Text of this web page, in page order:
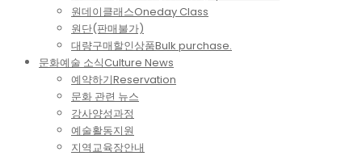
원데이클래스Oneday Class
원단(판매불가)
대량구매할인상품Bulk purchase.
문화예술 소식Culture News
예약하기Reservation
문화 관련 뉴스
강사양성과정
예술활동지원
지역교육장안내